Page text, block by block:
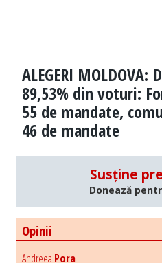
ALEGERI
89,53% din voturi:
55 de mandate,
46 de mandate
Susține
Donează
Opinii
Andreea Pora